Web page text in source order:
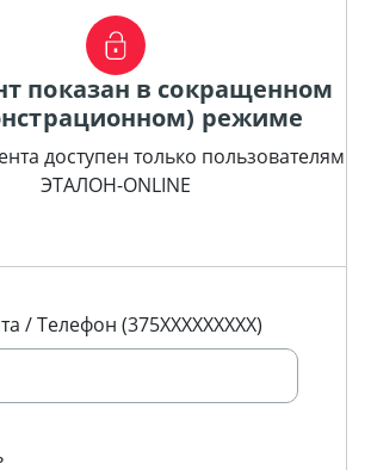
показан в сокращенном
режиме
доступен только пользователям
ЭТАЛОН-ONLINE
/ Телефон (375XXXXXXXXX)